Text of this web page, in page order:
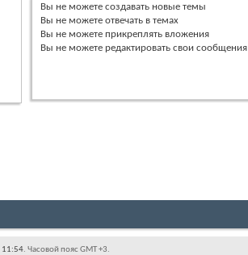
Вы не можете создавать новые темы
Вы не можете отвечать в темах
Вы не можете прикреплять вложения
Вы не можете редактировать свои сообщения
11:54. Часовой пояс GMT +3.